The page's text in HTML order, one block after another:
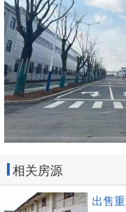
相关房源
出售